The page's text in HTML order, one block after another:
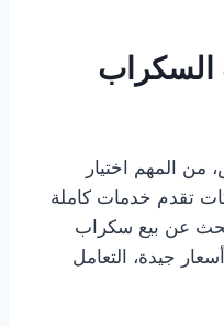
السكراب
من المهم اختيار
تقدم خدمات كاملة
عن بيع سكراب
جيدة، التعامل